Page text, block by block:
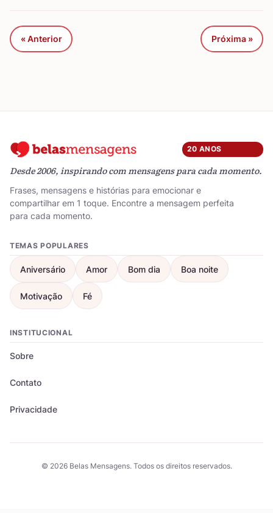
« Anterior Próxima »
20 ANOS
Desde 2006, inspirando com mensagens para cada momento.
Frases, mensagens e histórias para emocionar e
compartilhar em 1 toque. Encontre a mensagem perfeita
para cada momento.
TEMAS POPULARES
Aniversário Amor Bom dia Boa noite
Motivação Fé
INSTITUCIONAL
Sobre
Contato
Privacidade
© 2026 Belas Mensagens. Todos os direitos reservados.